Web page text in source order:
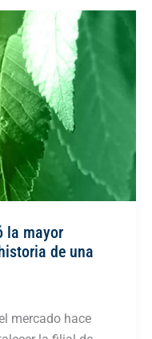
la mayor
de una
mercado hace